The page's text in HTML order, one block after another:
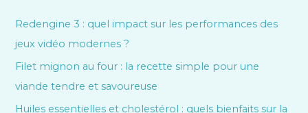
Redengine 3 : quel impact sur les performances des
jeux vidéo modernes ?
Filet mignon au four : la recette simple pour une
viande tendre et savoureuse
Huiles essentielles et cholestérol : quels bienfaits sur la